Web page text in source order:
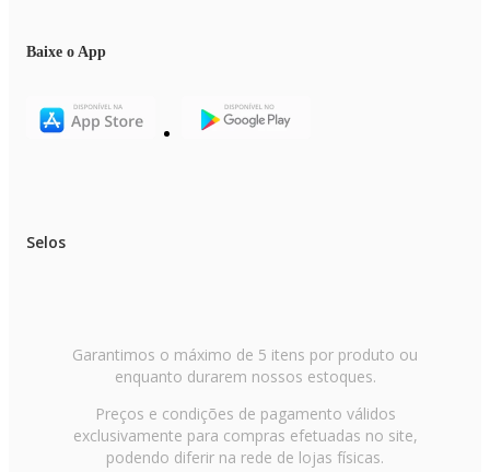
Baixe o App
Selos
Garantimos o máximo de 5 itens por produto ou
enquanto durarem nossos estoques.
Preços e condições de pagamento válidos
exclusivamente para compras efetuadas no site,
podendo diferir na rede de lojas físicas.